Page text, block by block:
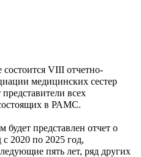
состоится VIII отчетно-
медицинских сестер
всех
в РАМС.
будет представлен отчет о
2020 по 2025 год,
пять лет, ряд других